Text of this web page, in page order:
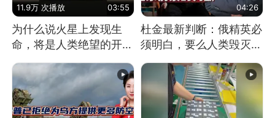
11.9万 次播放 03:55
为什么说火星上发现生
命，将是人类绝望的开
始？
04:26
杜金最新判断：俄精英必
须明白，要么人类毁灭，
要么俄毁灭